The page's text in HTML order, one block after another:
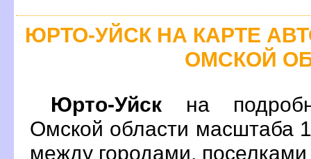
ЮРТО-УЙСК НА КАРТЕ
ОМСКОЙ
Юрто-Уйск на
Омской области масштаба
между городами,